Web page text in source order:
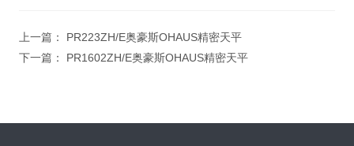
上一篇： PR223ZH/E奥豪斯OHAUS精密天平
下一篇： PR1602ZH/E奥豪斯OHAUS精密天平